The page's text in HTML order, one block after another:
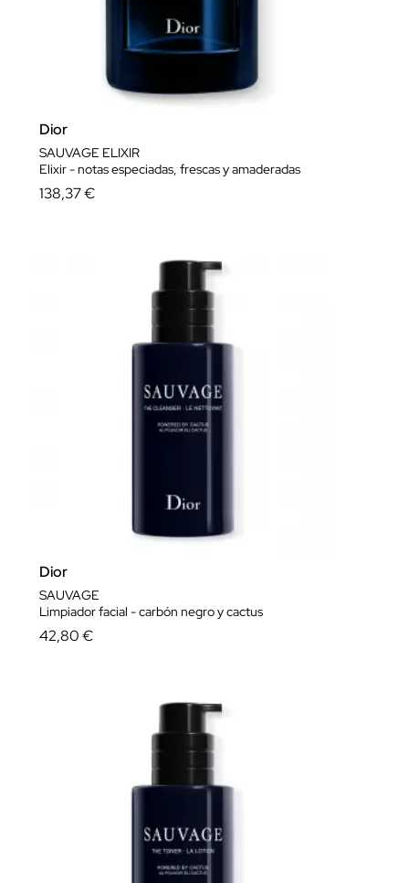
Dior
SAUVAGE ELIXIR
Elixir - notas especiadas, frescas y amaderadas
138,37 €
Dior
SAUVAGE
Limpiador facial - carbón negro y cactus
42,80 €